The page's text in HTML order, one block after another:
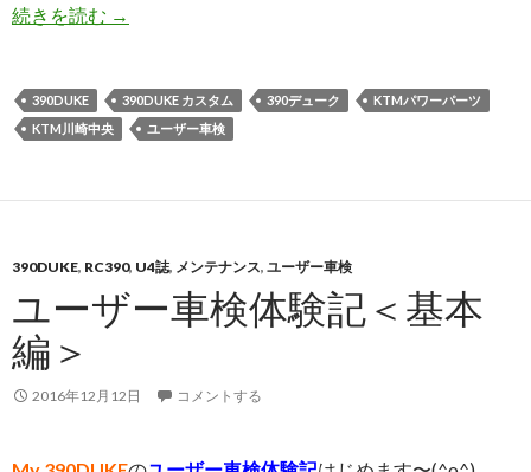
続きを読む ユーザー車検体験記＜パーツ編＞
→
390DUKE 390DUKE カスタム 390デューク
KTMパワーパーツ
KTM川崎中央
ユーザー車検
390DUKE, RC390, U4誌, メンテナンス, ユーザー車検
ユーザー車検体験記＜基本
編＞
2016年12月12日 コメントする